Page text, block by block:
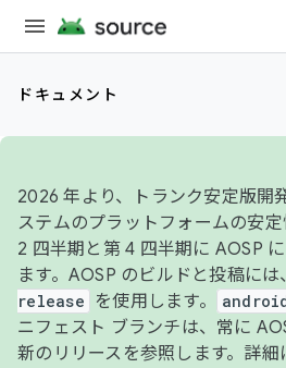
ドキュメント
2026 年より、トランク安定版開
ステムのプラットフォームの安
2 四半期と第 4 四半期に AOSP
ます。AOSP のビルドと投稿には、
release
を使用します。
ニフェスト ブランチは、常に
新のリリースを参照します。詳